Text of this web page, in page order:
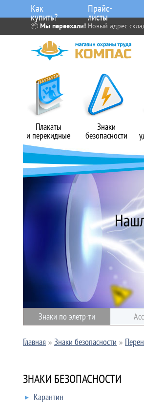
📦 Мы переехали! Новый адрес
Плакаты
и перекидные
Знаки
безопасности
Как
купить?
Прайс-
листы
Знаки по элетр-ти
Главная Знаки безопасности
ЗНАКИ БЕЗОПАСНОСТИ
Карантин